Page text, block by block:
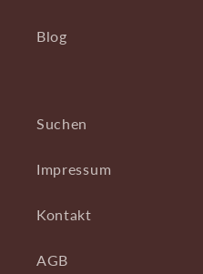
Blog
Suchen
Impressum
Kontakt
AGB